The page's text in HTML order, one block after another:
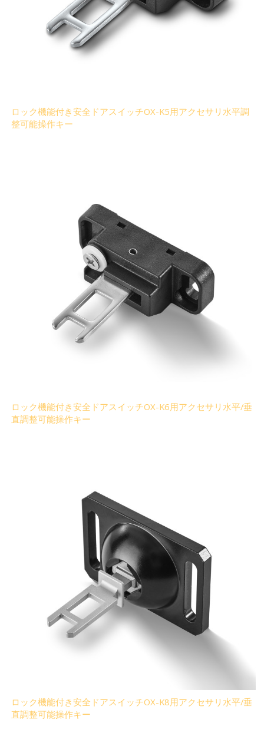
ロック機能付き安全ドアスイッチOX-K5用アクセサリ水平調
整可能操作キー
ロック機能付き安全ドアスイッチOX-K6用アクセサリ水平/垂
直調整可能操作キー
ロック機能付き安全ドアスイッチOX-K8用アクセサリ水平/垂
直調整可能操作キー